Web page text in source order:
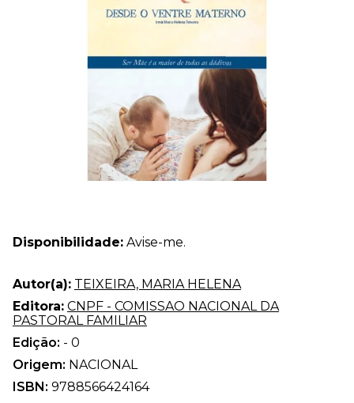
Disponibilidade: Avise-me.
Autor(a): TEIXEIRA, MARIA HELENA
Editora: CNPF - COMISSAO NACIONAL DA
PASTORAL FAMILIAR
Edição: - 0
Origem: NACIONAL
ISBN: 9788566424164